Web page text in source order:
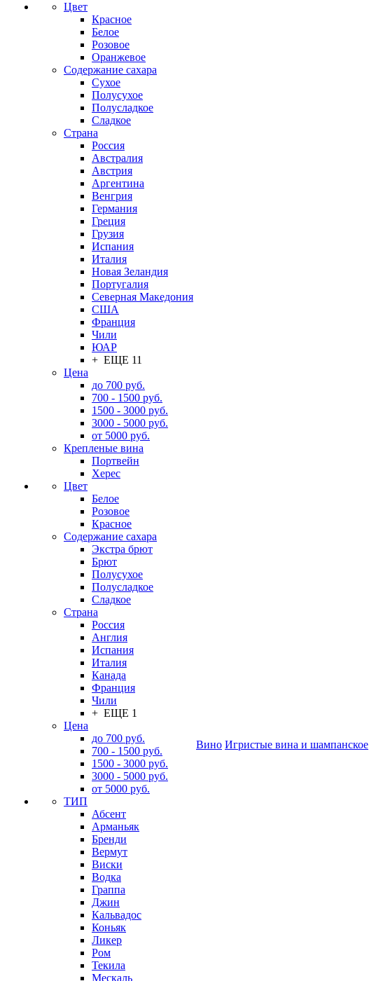
Цвет
Красное
Белое
Розовое
Оранжевое
Содержание сахара
Сухое
Полусухое
Полусладкое
Сладкое
Страна
Россия
Австралия
Австрия
Аргентина
Венгрия
Германия
Греция
Грузия
Испания
Италия
Новая Зеландия
Португалия
Северная Македония
США
Франция
Чили
ЮАР
+ ЕЩЕ 11
Цена
до 700 руб.
700 - 1500 руб.
1500 - 3000 руб.
3000 - 5000 руб.
от 5000 руб.
Крепленые вина
Портвейн
Херес
Цвет
Белое
Розовое
Красное
Содержание сахара
Экстра брют
Брют
Полусухое
Полусладкое
Сладкое
Страна
Россия
Англия
Испания
Италия
Канада
Франция
Чили
+ ЕЩЕ 1
Цена
до 700 руб.
700 - 1500 руб.
1500 - 3000 руб.
3000 - 5000 руб.
от 5000 руб.
ТИП
Абсент
Арманьяк
Бренди
Вермут
Виски
Водка
Граппа
Джин
Кальвадос
Коньяк
Ликер
Ром
Текила
Мескаль
Вино Игристые вина и шампанское